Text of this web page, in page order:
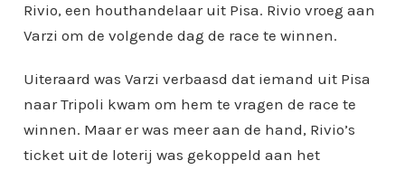
Rivio, een houthandelaar uit Pisa. Rivio vroeg aan
Varzi om de volgende dag de race te winnen.
Uiteraard was Varzi verbaasd dat iemand uit Pisa
naar Tripoli kwam om hem te vragen de race te
winnen. Maar er was meer aan de hand, Rivio’s
ticket uit de loterij was gekoppeld aan het